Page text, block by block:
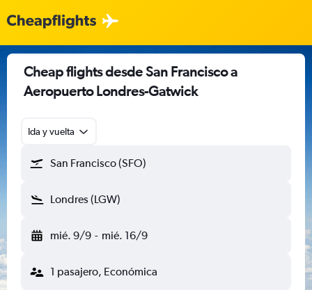
Cheap flights desde San Francisco a
Aeropuerto Londres-Gatwick
Ida y vuelta
San Francisco (SFO)
Londres (LGW)
mié. 9/9 - mié. 16/9
1 pasajero, Económica